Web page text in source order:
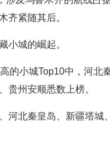
齐紧随其后。
小城的崛起。
的小城Top10中，河
贵州安顺悉数上榜。
河北秦皇岛、新疆塔